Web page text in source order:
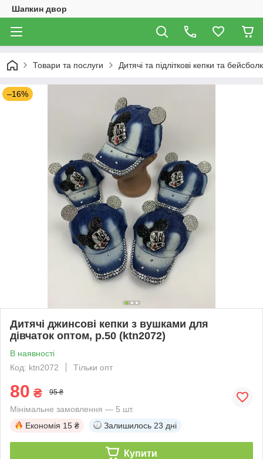
Шапкин двор
Товари та послуги Дитячі та підліткові кепки та
–16%
Дитячі джинсові кепки з вушками для
дівчаток оптом, р.50 (ktn2072)
В наявності
Код: ktn2072
Тільки опт
80 ₴ 95 ₴
Мінімальне замовлення — 5 шт.
Економія 15 ₴ Залишилось 23 дні
Купити